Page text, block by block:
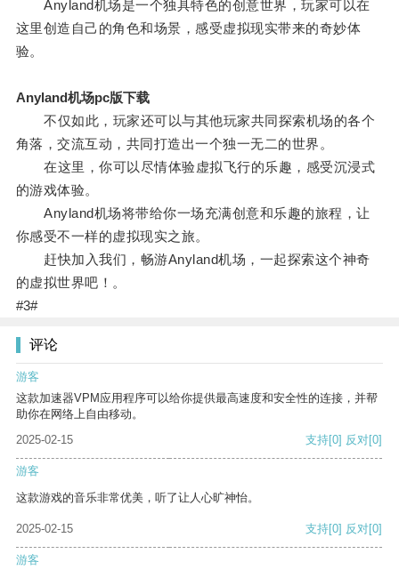
Anyland机场是一个独具特色的创意世界，玩家可以在
这里创造自己的角色和场景，感受虚拟现实带来的奇妙体
验。
Anyland机场pc版下载
不仅如此，玩家还可以与其他玩家共同探索机场的各个
角落，交流互动，共同打造出一个独一无二的世界。
在这里，你可以尽情体验虚拟飞行的乐趣，感受沉浸式
的游戏体验。
Anyland机场将带给你一场充满创意和乐趣的旅程，让
你感受不一样的虚拟现实之旅。
赶快加入我们，畅游Anyland机场，一起探索这个神奇
的虚拟世界吧！。
#3#
评论
游客
这款加速器VPM应用程序可以给你提供最高速度和安全性的连接，并帮
助你在网络上自由移动。
2025-02-15
支持[0] 反对[0]
游客
这款游戏的音乐非常优美，听了让人心旷神怡。
2025-02-15 支持[0] 反对[0]
游客